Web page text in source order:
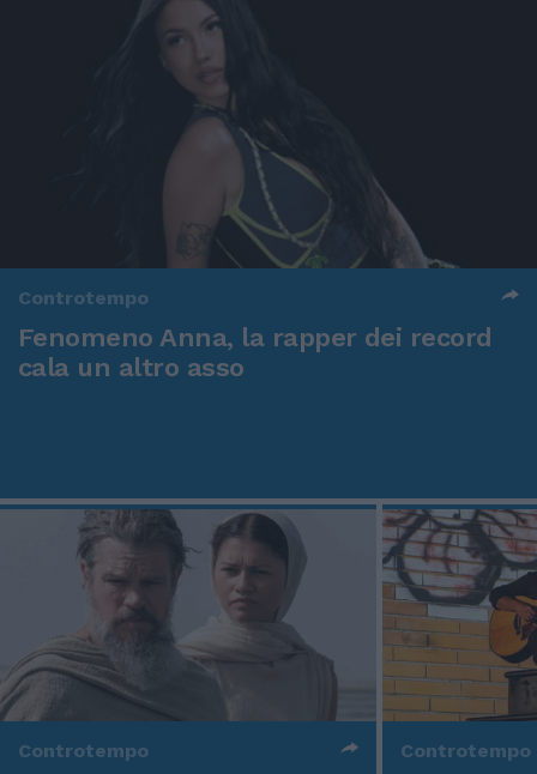
Controtempo
Fenomeno Anna, la rapper dei record
cala un altro asso
Controtempo Controtempo